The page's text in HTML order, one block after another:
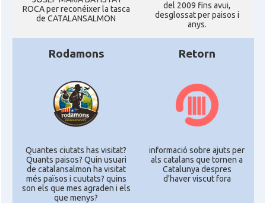
ROCA per reconéixer la tasca
de CATALANSALMON
del 2009 fins avui,
desglossat per paisos i
anys.
Rodamons
Quantes ciutats has visitat?
Quants paisos? Quin usuari
de catalansalmon ha visitat
més països i cuutats? quins
son els que mes agraden i els
que menys?
Retorn
informació sobre ajuts per
als catalans que tornen a
Catalunya despres
d'haver viscut fora